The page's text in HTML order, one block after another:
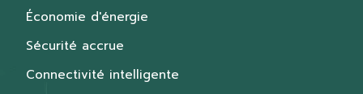
Économie d'énergie
Sécurité accrue
Connectivité intelligente